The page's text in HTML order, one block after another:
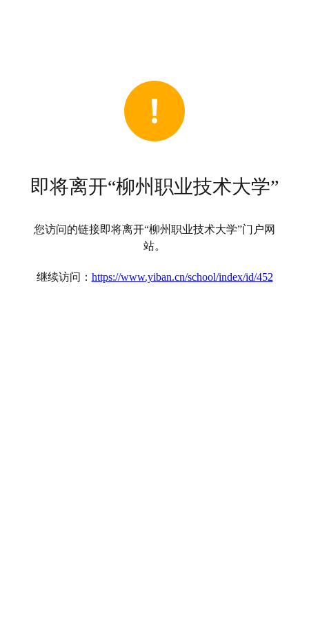
即将离开“柳州职业技术大学”
您访问的链接即将离开“柳州职业技术大学”门户网
站。
继续访问： https://www.yiban.cn/school/index/id/452